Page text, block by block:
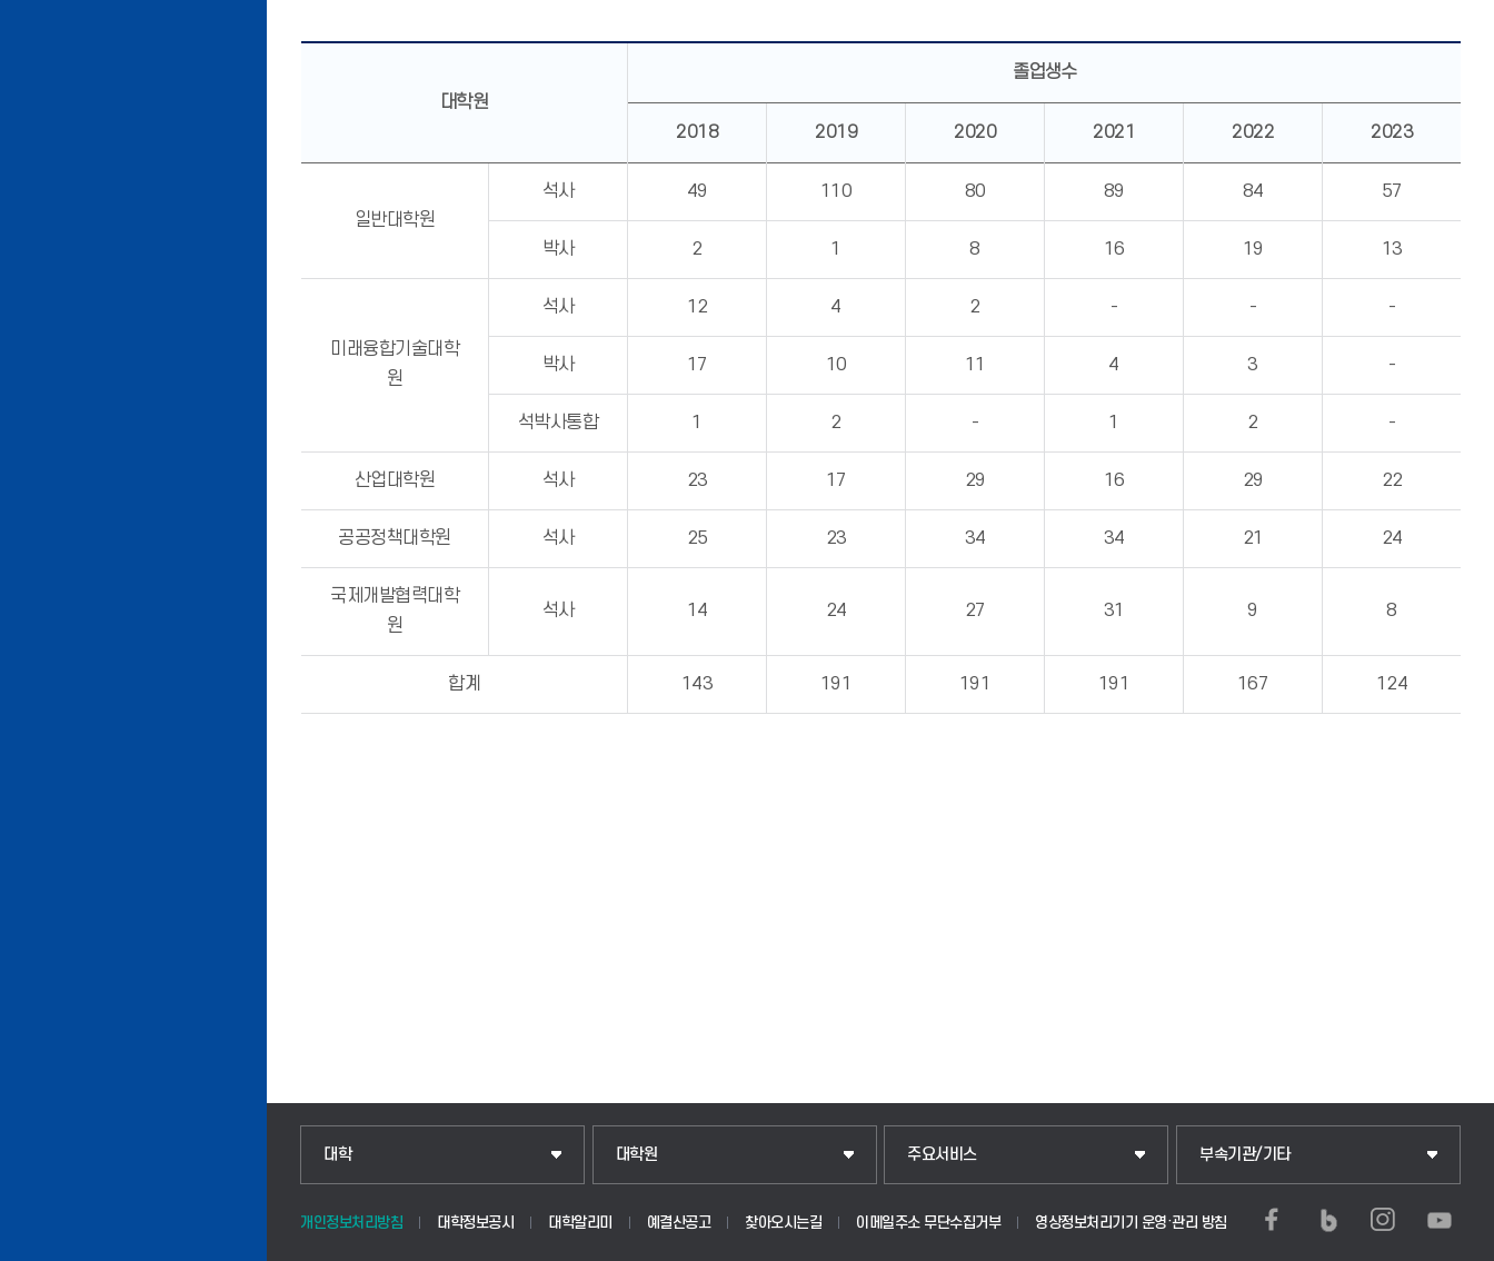
대학원
졸업생수
2018 2019 2020 2021 2022 2023
일반대학원
석사 49 110 80 89 84 57
박사 2 1 8 16 19 13
미래융합기술대학
원
석사 12 4 2 - - -
박사 17 10 11 4 3 -
석박사통합 1 2 - 1 2 -
산업대학원 석사 23 17 29 16 29 22
공공정책대학원 석사 25 23 34 34 21 24
국제개발협력대학
원
석사 14 24 27 31 9 8
합계 143 191 191 191 167 124
대학
인문융합공공인재학부
법경영학부
대학원
일반대학원
산업대학원
주요서비스
입학안내
웹메일
부속기관/기타
중앙도서관
학생생활관(안성)
개인정보처리방침 대학정보공시 대학알리미 예결산공고 찾아오시는길 이메일주소 무단수집거부 영상정보처리기기 운영·관리 방침